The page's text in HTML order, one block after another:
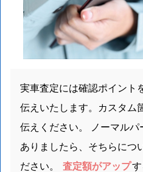
実車査定には確認ポイント
伝えいたします。カスタム
伝えください。 ノーマル
ありましたら、そちらにつ
ださい。
査定額がアップ